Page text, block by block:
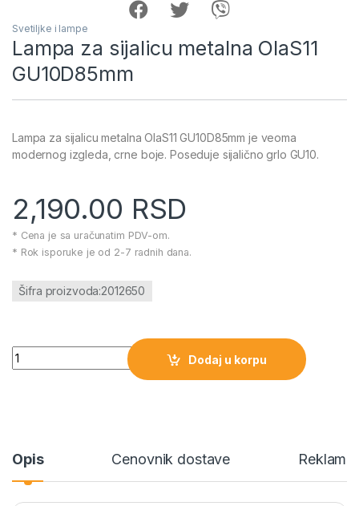
Svetiljke i lampe
Lampa za sijalicu metalna OlaS11
GU10D85mm
Lampa za sijalicu metalna OlaS11 GU10D85mm je veoma
modernog izgleda, crne boje. Poseduje sijalično grlo GU10.
2,190.00 RSD
* Cena je sa uračunatim PDV-om.
* Rok isporuke je od 2-7 radnih dana.
Šifra proizvoda:2012650
Lampa za sijalicu metalna OlaS11 GU10D85mm količina
Dodaj u korpu
Opis Cenovnik dostave